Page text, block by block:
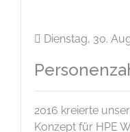
Dienstag, 30.
2016 kreierte
Konzept für HPE